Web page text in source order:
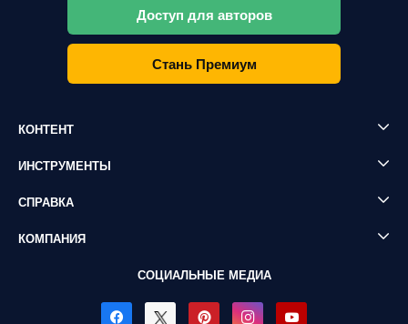
Доступ для авторов
Стань Премиум
КОНТЕНТ
ИНСТРУМЕНТЫ
СПРАВКА
КОМПАНИЯ
СОЦИАЛЬНЫЕ МЕДИА